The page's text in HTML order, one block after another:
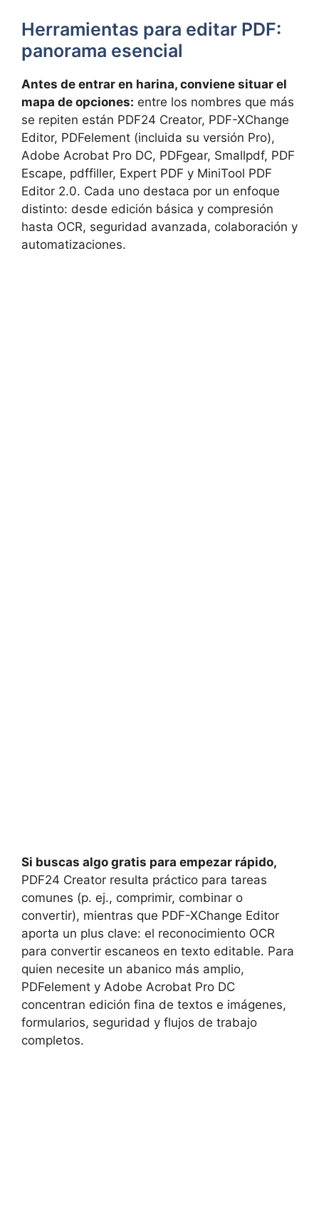
Herramientas para editar PDF:
panorama esencial
Antes de entrar en harina, conviene situar el
mapa de opciones: entre los nombres que más
se repiten están PDF24 Creator, PDF-XChange
Editor, PDFelement (incluida su versión Pro),
Adobe Acrobat Pro DC, PDFgear, Smallpdf, PDF
Escape, pdffiller, Expert PDF y MiniTool PDF
Editor 2.0. Cada uno destaca por un enfoque
distinto: desde edición básica y compresión
hasta OCR, seguridad avanzada, colaboración y
automatizaciones.
Si buscas algo gratis para empezar rápido,
PDF24 Creator resulta práctico para tareas
comunes (p. ej., comprimir, combinar o
convertir), mientras que PDF-XChange Editor
aporta un plus clave: el reconocimiento OCR
para convertir escaneos en texto editable. Para
quien necesite un abanico más amplio,
PDFelement y Adobe Acrobat Pro DC
concentran edición fina de textos e imágenes,
formularios, seguridad y flujos de trabajo
completos.